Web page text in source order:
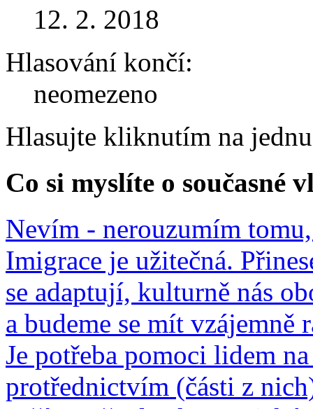
12. 2. 2018
Hlasování končí:
neomezeno
Hlasujte kliknutím na
Co si myslíte o současné
Nevím - nerouzumím
Imigrace je užitečná.
se adaptují, kulturně nás
a budeme se mít vzájemně
Je potřeba pomoci lidem
protřednictvím (části z